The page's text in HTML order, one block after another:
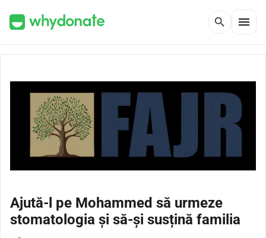
search menu
Ajută-l pe Mohammed să urmeze
stomatologia și să-și susțină familia